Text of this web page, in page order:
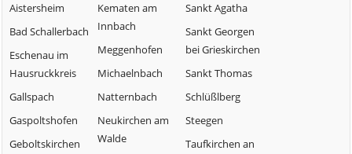
Aistersheim
Bad Schallerbach
Eschenau im
Hausruckkreis
Gallspach
Gaspoltshofen
Geboltskirchen
Kematen am
Innbach
Meggenhofen
Michaelnbach
Natternbach
Neukirchen am
Walde
Sankt Agatha
Sankt Georgen
bei Grieskirchen
Sankt Thomas
Schlüßlberg
Steegen
Taufkirchen an